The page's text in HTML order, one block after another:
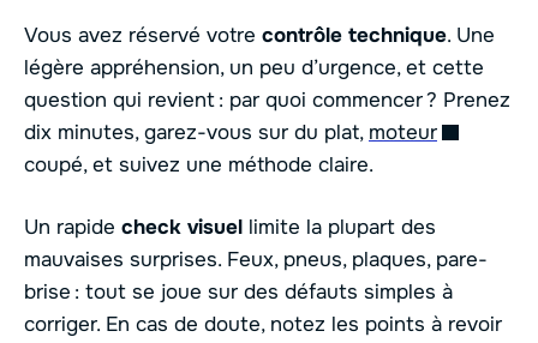
Vous avez réservé votre contrôle technique. Une
légère appréhension, un peu d’urgence, et cette
question qui revient : par quoi commencer ? Prenez
dix minutes, garez-vous sur du plat, moteur
coupé, et suivez une méthode claire.
Un rapide check visuel limite la plupart des
mauvaises surprises. Feux, pneus, plaques, pare-
brise : tout se joue sur des défauts simples à
corriger. En cas de doute, notez les points à revoir